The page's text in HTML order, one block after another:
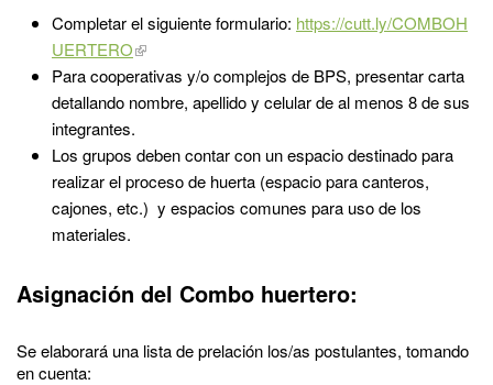
Completar el siguiente formulario: https://cutt.ly/COMBOH
UERTERO
Para cooperativas y/o complejos de BPS, presentar carta
detallando nombre, apellido y celular de al menos 8 de sus
integrantes.
Los grupos deben contar con un espacio destinado para
realizar el proceso de huerta (espacio para canteros,
cajones, etc.) y espacios comunes para uso de los
materiales.
Asignación del Combo huertero:
Se elaborará una lista de prelación los/as postulantes, tomando
en cuenta: